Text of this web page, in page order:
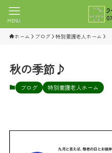
MENU
ホーム ブログ 特別養護老人ホーム
秋の季節♪
ブログ 特別養護老人ホーム